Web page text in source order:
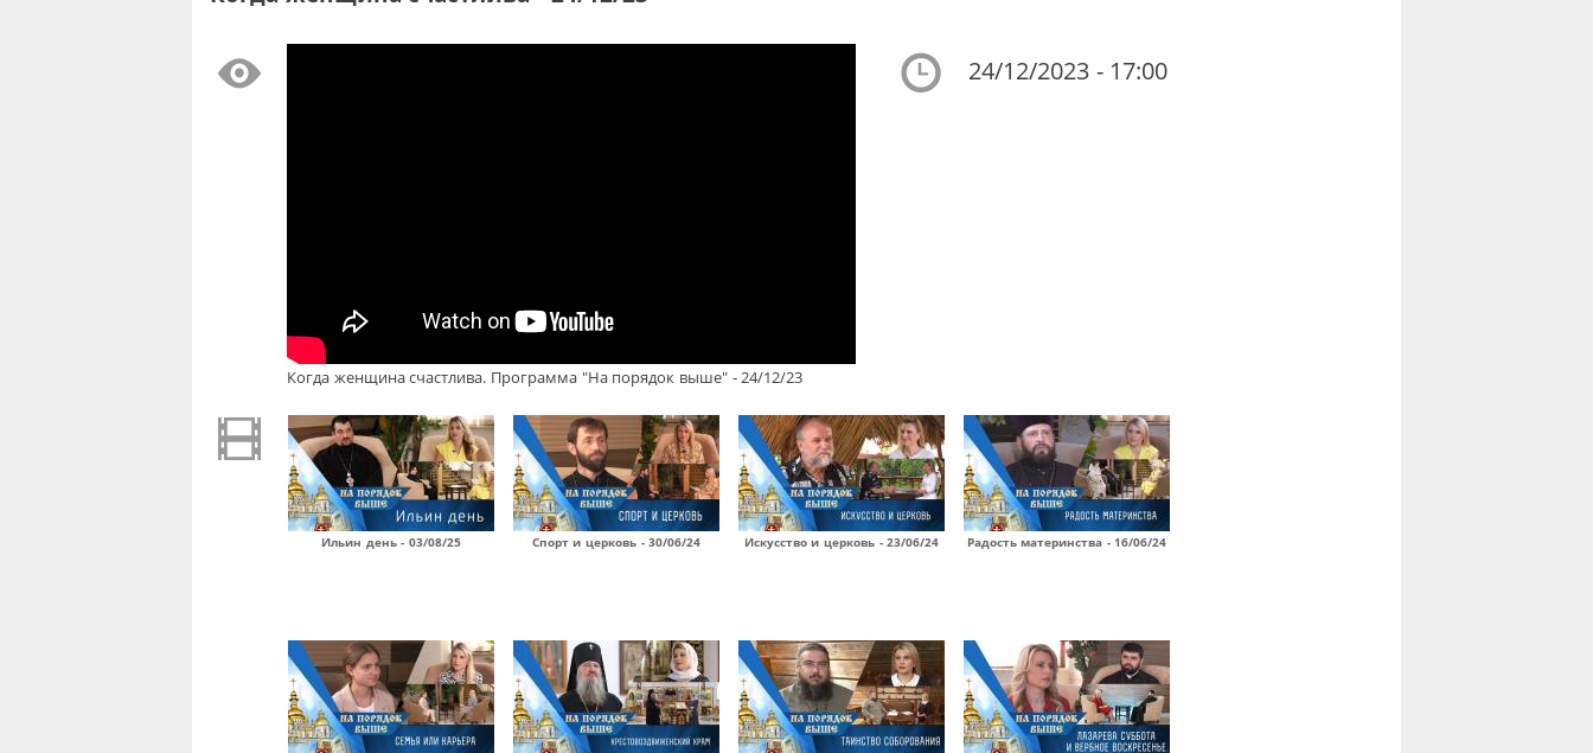
Когда женщина счастлива. Программа "На порядок выше" - 24/12/23
24/12/2023 - 17:00
Ильин день - 03/08/25 Спорт и церковь - 30/06/24 Искусство и церковь - 23/06/24 Радость материнства - 16/06/24